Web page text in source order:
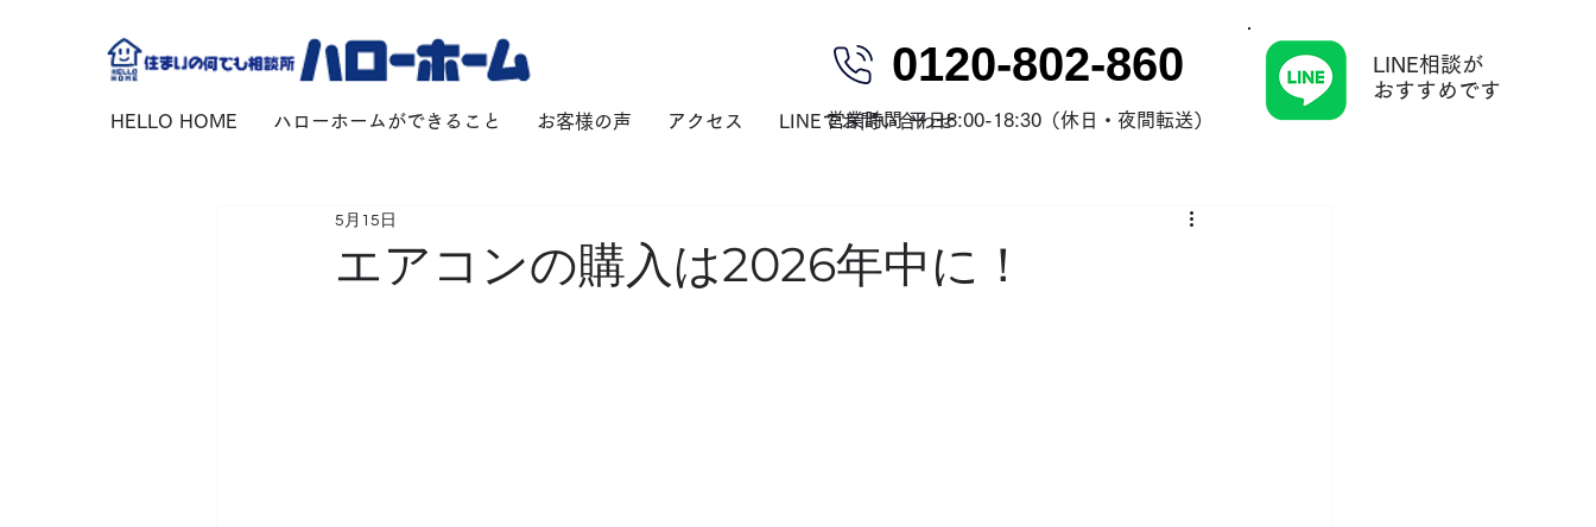
HELLO HOME ハローホームができること お客様の声 アクセス LINEでお問い合わせ
0120-802-860
営業時間 平日8:00-18:30（休日・夜間転送）
LINE相談が
​おすすめです
エアコンの購入は2026年中に！
5月15日